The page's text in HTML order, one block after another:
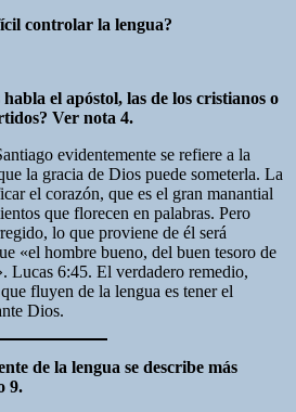
controlar la lengua?
habla el apóstol, las de los cristianos o
Ver nota 4.
evidentemente se refiere a la
la gracia de Dios puede someterla. La
el corazón, que es el gran manantial
que florecen en palabras. Pero
lo que proviene de él será
«el hombre bueno, del buen tesoro de
Lucas 6:45. El verdadero remedio,
fluyen de la lengua es tener el
Dios.
de la lengua se describe más
9.